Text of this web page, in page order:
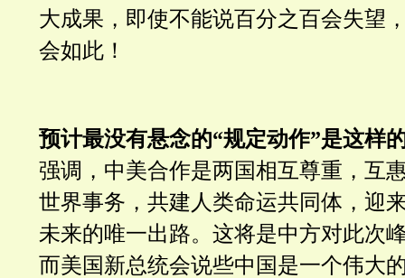
大成果，即使不能说百分之百会失望
会如此！
预计最没有悬念的“规定动作”是这样
强调，中美合作是两国相互尊重，互
世界事务，共建人类命运共同体，迎
未来的唯一出路。这将是中方对此次
而美国新总统会说些中国是一个伟大